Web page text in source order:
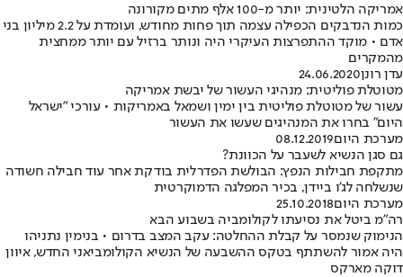
אמריקה הלטינית: יותר מ-100 אלף מתים מקורונה
כמות הנדבקים הכפילה עצמה תוך פחות מחודש, ועומדת על 2.2 מיליון בני
אדם • מוקד ההתפרצות העיקרי היה ונותר ברזיל עם יותר ממחצית
מהמקרים
עדן רונן24.06.2020
מטוטלת פוליטית: מנהיגי העשור של יבשת אמריקה
עשור של מטוטלת פוליטית בין ימין ושמאל באמריקות • עורכי "ישראל
היום" בחרו את המנהיגים שעשו את העשור
מערכת היום08.12.2019
גם סגן הנשיא לשעבר על הכוונת?
מתקפת חבילות הנפץ: הבולשת הפדרלית בודקת אחר עוד חבילה חשודה
שנשלחה לג'ו ביידן, בכיר המפלגה הדמוקרטית
מערכת היום25.10.2018
רה"מ ביטל את נסיעתו לקולומביה בשבוע הבא
הנימוק שנמסר על קבלת ההחלטה: עקב המצב בדרום • בנימין נתניהו
היה אמור להשתתף בטקס ההשבעה של הנשיא הקולומביאני החדש, איוון
דוקה מארקס